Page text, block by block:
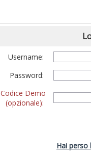
Username:
Password:
Codice Demo
(opzionale):
Hai perso